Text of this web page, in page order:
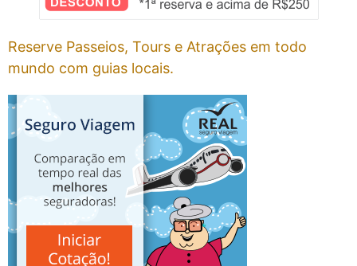
Reserve Passeios, Tours e Atrações em todo
mundo com guias locais.